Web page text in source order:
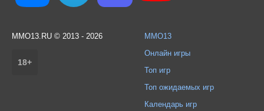
MMO13.RU © 2013 - 2026
18+
MMO13
Онлайн игры
Топ игр
Топ ожидаемых игр
Календарь игр